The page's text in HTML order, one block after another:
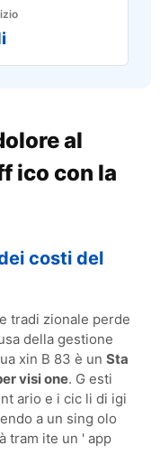
al
ico con la
costi del
tradi zionale perde
della gestione
xin B 83 è un Sta
visi one. G esti
ario e i cic li di igi
a un sing olo
tram ite un ' app